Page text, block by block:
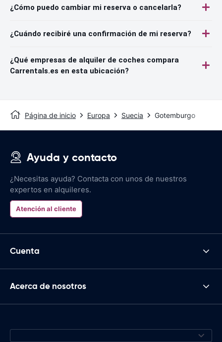
¿Cómo puedo cambiar mi reserva o cancelarla?
¿Cuándo recibiré una confirmación de mi reserva?
¿Qué empresas de alquiler de coches compara
Carrentals.es en esta ubicación?
Página de inicio Europa Suecia Gotemburgo
Ayuda y contacto
¿Necesitas ayuda? Contacta con unos de nuestros
expertos en alquileres.
Atención al cliente
Cuenta
Acerca de nosotros